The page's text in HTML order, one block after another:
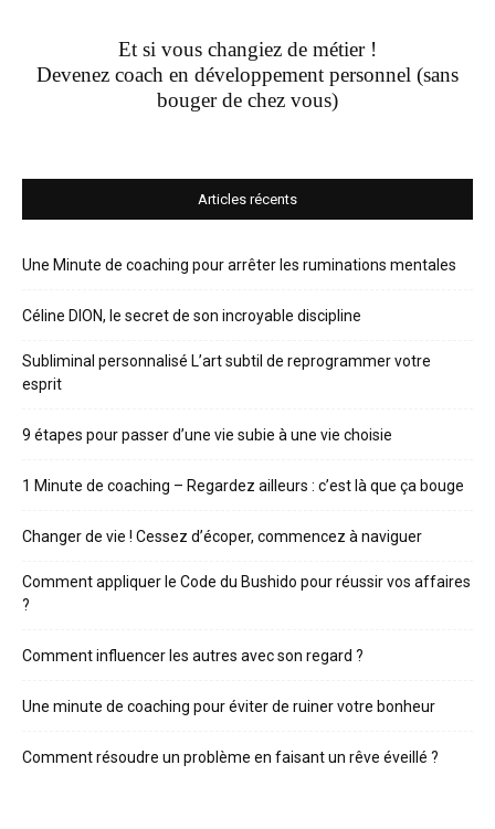
Et si vous changiez de métier !
Devenez coach en développement personnel (sans
bouger de chez vous)
Articles récents
Une Minute de coaching pour arrêter les ruminations mentales
Céline DION, le secret de son incroyable discipline
Subliminal personnalisé L’art subtil de reprogrammer votre
esprit
9 étapes pour passer d’une vie subie à une vie choisie
1 Minute de coaching – Regardez ailleurs : c’est là que ça bouge
Changer de vie ! Cessez d’écoper, commencez à naviguer
Comment appliquer le Code du Bushido pour réussir vos affaires
?
Comment influencer les autres avec son regard ?
Une minute de coaching pour éviter de ruiner votre bonheur
Comment résoudre un problème en faisant un rêve éveillé ?